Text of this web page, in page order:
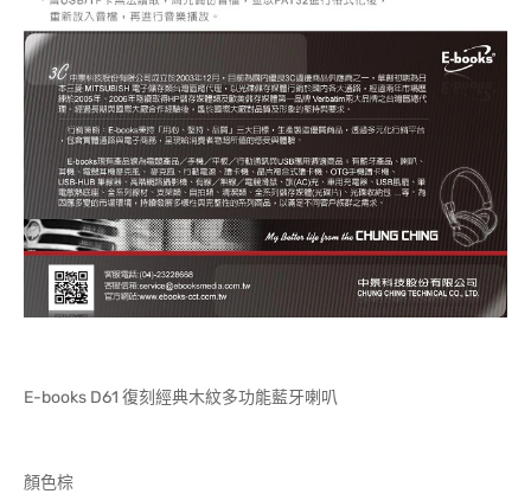
E-books D61 復刻經典木紋多功能藍牙喇叭
顏色棕